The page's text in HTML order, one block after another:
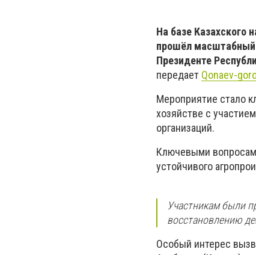
На базе Казахского
прошёл масштабный
Президенте
передает Qonaev-
Мероприятие стало
хозяйстве с
организаций.
Ключевыми
устойчивого
Участникам были
восстановлению
Особый интерес